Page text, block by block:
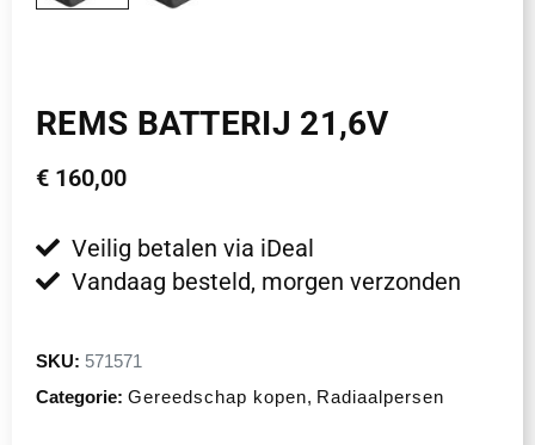
REMS BATTERIJ 21,6V
€ 160,00
Veilig betalen via iDeal
Vandaag besteld, morgen verzonden
SKU: 571571
Categorie: Gereedschap kopen, Radiaalpersen